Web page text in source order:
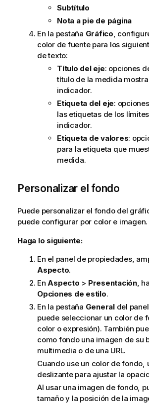
Subtítulo
Nota a pie de página
En la pestaña Gráfico,
color de fuente para los
de texto:
Título del eje: opciones
título de la medida
indicador.
Etiqueta del eje:
las etiquetas de los
indicador.
Etiqueta de valores:
para la etiqueta que
medida.
Personalizar el fondo
Puede personalizar el fondo del
puede configurar por color e imagen.
Haga lo siguiente:
En el panel de propiedades,
Aspecto.
EnAspecto > Presentación,
Opciones de estilo.
En la pestaña Generaldel
puede seleccionar un color de
color o expresión). También
como fondo una imagen de su
multimedia o de una URL.
Cuando use un color de fondo,
deslizante para ajustar la
Al usar una imagen de fondo,
tamaño y la posición de la